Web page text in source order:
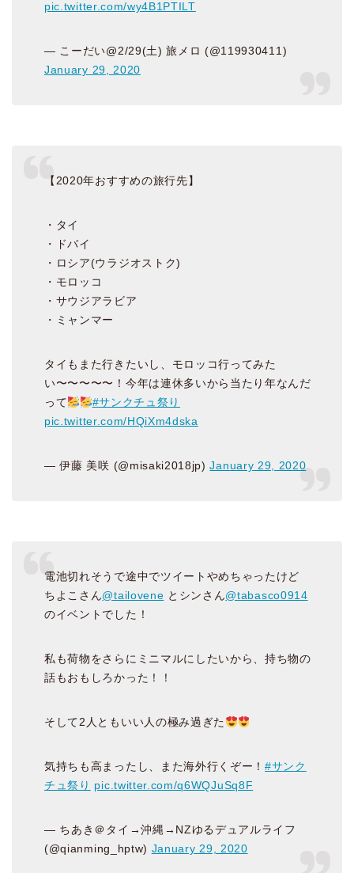
pic.twitter.com/wy4B1PTILT
— こーだい@2/29(土) 旅メロ (@119930411)
January 29, 2020
【2020年おすすめの旅行先】
・タイ
・ドバイ
・ロシア(ウラジオストク)
・モロッコ
・サウジアラビア
・ミャンマー
タイもまた行きたいし、モロッコ行ってみた
い〜〜〜〜〜！今年は連休多いから当たり年なんだ
って
#サンクチュ祭り
pic.twitter.com/HQiXm4dska
— 伊藤 美咲 (@misaki2018jp)January 29, 2020
電池切れそうで途中でツイートやめちゃったけど
ちよこさん@tailovene とシンさん@tabasco0914
のイベントでした！
私も荷物をさらにミニマルにしたいから、持ち物の
話もおもしろかった！！
そして2人ともいい人の極み過ぎた
気持ちも高まったし、また海外行くぞー！#サンク
チュ祭り pic.twitter.com/q6WQJuSq8F
— ちあき＠タイ→沖縄→NZゆるデュアルライフ
(@qianming_hptw) January 29, 2020